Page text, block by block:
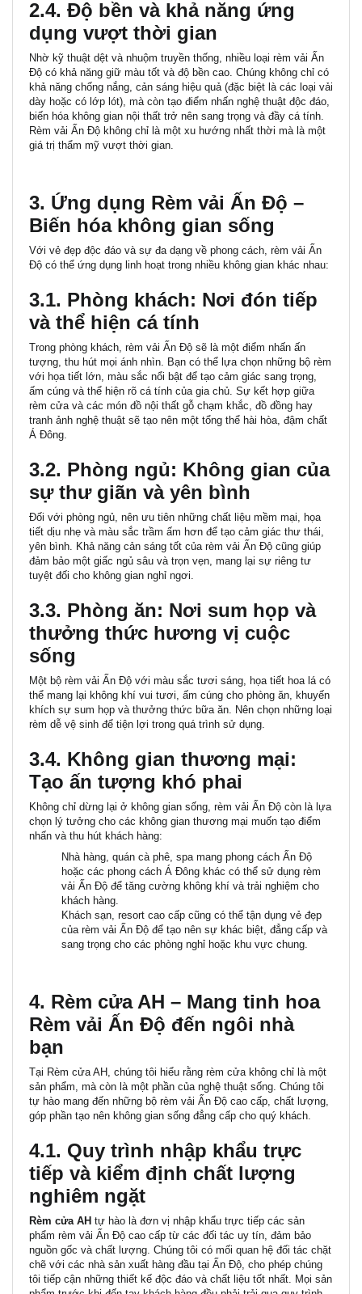
2.4. Độ bền và khả năng ứng
dụng vượt thời gian
Nhờ kỹ thuật dệt và nhuộm truyền thống, nhiều loại rèm vải Ấn
Độ có khả năng giữ màu tốt và độ bền cao. Chúng không chỉ có
khả năng chống nắng, cản sáng hiệu quả (đặc biệt là các loại vải
dày hoặc có lớp lót), mà còn tạo điểm nhấn nghệ thuật độc đáo,
biến hóa không gian nội thất trở nên sang trọng và đầy cá tính.
Rèm vải Ấn Độ không chỉ là một xu hướng nhất thời mà là một
giá trị thẩm mỹ vượt thời gian.
3. Ứng dụng Rèm vải Ấn Độ –
Biến hóa không gian sống
Với vẻ đẹp độc đáo và sự đa dạng về phong cách, rèm vải Ấn
Độ có thể ứng dụng linh hoạt trong nhiều không gian khác nhau:
3.1. Phòng khách: Nơi đón tiếp
và thể hiện cá tính
Trong phòng khách, rèm vải Ấn Độ sẽ là một điểm nhấn ấn
tượng, thu hút mọi ánh nhìn. Bạn có thể lựa chọn những bộ rèm
với họa tiết lớn, màu sắc nổi bật để tạo cảm giác sang trọng,
ấm cúng và thể hiện rõ cá tính của gia chủ. Sự kết hợp giữa
rèm cửa và các món đồ nội thất gỗ chạm khắc, đồ đồng hay
tranh ảnh nghệ thuật sẽ tạo nên một tổng thể hài hòa, đậm chất
Á Đông.
3.2. Phòng ngủ: Không gian của
sự thư giãn và yên bình
Đối với phòng ngủ, nên ưu tiên những chất liệu mềm mại, họa
tiết dịu nhẹ và màu sắc trầm ấm hơn để tạo cảm giác thư thái,
yên bình. Khả năng cản sáng tốt của rèm vải Ấn Độ cũng giúp
đảm bảo một giấc ngủ sâu và trọn vẹn, mang lại sự riêng tư
tuyệt đối cho không gian nghỉ ngơi.
3.3. Phòng ăn: Nơi sum họp và
thưởng thức hương vị cuộc
sống
Một bộ rèm vải Ấn Độ với màu sắc tươi sáng, họa tiết hoa lá có
thể mang lại không khí vui tươi, ấm cúng cho phòng ăn, khuyến
khích sự sum họp và thưởng thức bữa ăn. Nên chọn những loại
rèm dễ vệ sinh để tiện lợi trong quá trình sử dụng.
3.4. Không gian thương mại:
Tạo ấn tượng khó phai
Không chỉ dừng lại ở không gian sống, rèm vải Ấn Độ còn là lựa
chọn lý tưởng cho các không gian thương mại muốn tạo điểm
nhấn và thu hút khách hàng:
Nhà hàng, quán cà phê, spamang phong cách Ấn Độ
hoặc các phong cách Á Đông khác có thể sử dụng rèm
vải Ấn Độ để tăng cường không khí và trải nghiệm cho
khách hàng.
Khách sạn, resort cao cấp cũng có thể tận dụng vẻ đẹp
của rèm vải Ấn Độ để tạo nên sự khác biệt, đẳng cấp và
sang trọng cho các phòng nghỉ hoặc khu vực chung.
4. Rèm cửa AH – Mang tinh hoa
Rèm vải Ấn Độ đến ngôi nhà
bạn
Tại Rèm cửa AH, chúng tôi hiểu rằng rèm cửa không chỉ là một
sản phẩm, mà còn là một phần của nghệ thuật sống. Chúng tôi
tự hào mang đến những bộ rèm vải Ấn Độ cao cấp, chất lượng,
góp phần tạo nên không gian sống đẳng cấp cho quý khách.
4.1. Quy trình nhập khẩu trực
tiếp và kiểm định chất lượng
nghiêm ngặt
Rèm cửa AH tự hào là đơn vị nhập khẩu trực tiếp các sản
phẩm rèm vải Ấn Độ cao cấp từ các đối tác uy tín, đảm bảo
nguồn gốc và chất lượng. Chúng tôi có mối quan hệ đối tác chặt
chẽ với các nhà sản xuất hàng đầu tại Ấn Độ, cho phép chúng
tôi tiếp cận những thiết kế độc đáo và chất liệu tốt nhất. Mọi sản